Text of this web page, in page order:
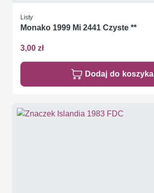
Listy
Monako 1999 Mi 2441 Czyste **
3,00 zł
Dodaj do koszyka